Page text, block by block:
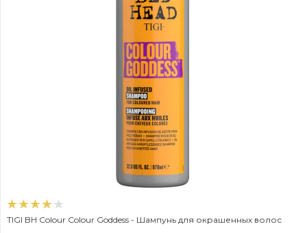
TIGI BH Colour Colour Goddess - Шампунь для окрашенных волос